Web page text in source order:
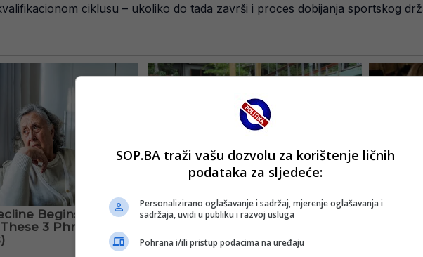
ciklusu – ukoliko do tada završi i proces dobijanja sportskog
SOP.BA traži vašu dozvolu za korištenje ličnih
podataka za sljedeće:
Personalizirano oglašavanje i sadržaj, mjerenje oglašavanja i
sadržaja, uvidi u publiku i razvoj usluga
Pohrana i/ili pristup podacima na uređaju